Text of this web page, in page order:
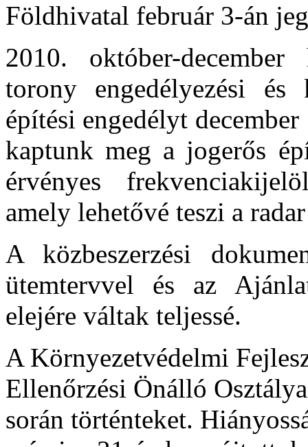
Földhivatal február 3-án
2010. október-
torony engedélyezési
építési engedélyt
kaptunk meg a jogerős
érvényes
amely lehetővé teszi a
A közbeszerzési
ütemtervvel és az
elejére váltak teljessé.
A Környezetvédelmi
Ellenőrzési Önálló
során történteket.